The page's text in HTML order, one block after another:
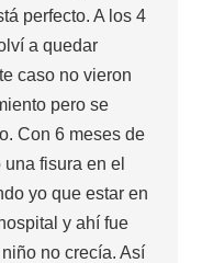
perfecto. A los 4
a quedar
caso no vieron
pero se
Con 6 meses de
fisura en el
yo que estar en
y ahí fue
no crecía. Así